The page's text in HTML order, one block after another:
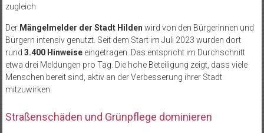
zugleich
Der Mängelmelder der Stadt Hilden wird von den Bürgerinnen und
Bürgern intensiv genutzt. Seit dem Start im Juli 2023 wurden dort
rund 3.400 Hinweiseeingetragen. Das entspricht im Durchschnitt
etwa drei Meldungen pro Tag. Die hohe Beteiligung zeigt, dass viele
Menschen bereit sind, aktiv an der Verbesserung ihrer Stadt
mitzuwirken.
Straßenschäden und Grünpflege dominieren